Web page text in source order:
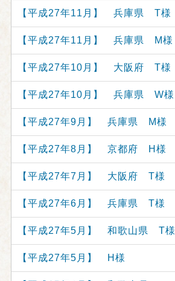
【平成27年11月】 兵庫県 T様
【平成27年11月】 兵庫県 M様
【平成27年10月】 大阪府 T様
【平成27年10月】 兵庫県 W様
【平成27年9月】 兵庫県 M様
【平成27年8月】 京都府 H様
【平成27年7月】 大阪府 T様
【平成27年6月】 兵庫県 T様
【平成27年5月】 和歌山県 T様
【平成27年5月】 H様